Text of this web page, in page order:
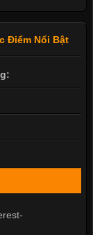
Điểm Nổi Bật